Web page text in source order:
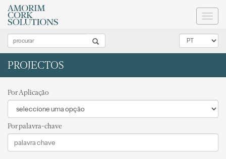
PROJECTOS
Por Aplicação
Por palavra-chave